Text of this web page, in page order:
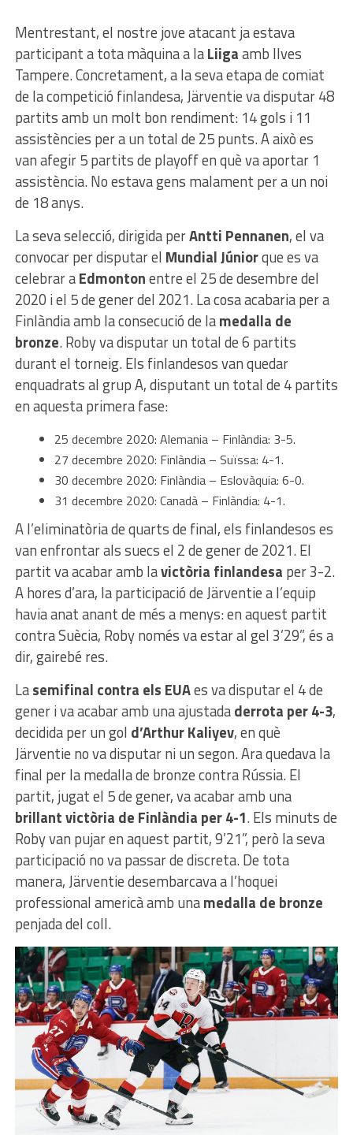
Mentrestant, el nostre jove atacant ja estava
participant a tota màquina a laLiigaamb Ilves
Tampere. Concretament, a la seva etapa de comiat
de la competició finlandesa, Järventie va disputar 48
partits amb un molt bon rendiment: 14 gols i 11
assistències per a un total de 25 punts. A això es
van afegir 5 partits de playoff en què va aportar 1
assistència. No estava gens malament per a un noi
de 18 anys.
La seva selecció, dirigida perAntti Pennanen, el va
convocar per disputar el Mundial Júniorque es va
celebrar aEdmontonentre el 25 de desembre del
2020 i el 5 de gener del 2021. La cosa acabaria per a
Finlàndia amb la consecució de lamedalla de
bronze. Roby va disputar un total de 6 partits
durant el torneig. Els finlandesos van quedar
enquadrats al grup A, disputant un total de 4 partits
en aquesta primera fase:
25 decembre 2020: Alemania – Finlàndia: 3-5.
27 decembre 2020: Finlàndia – Suïssa: 4-1.
30 decembre 2020: Finlàndia – Eslovàquia: 6-0.
31 decembre 2020: Canadà – Finlàndia: 4-1.
A l’eliminatòria de quarts de final, els finlandesos es
van enfrontar als suecs el 2 de gener de 2021. El
partit va acabar amb lavictòria finlandesa per 3-2.
A hores d’ara, la participació de Järventie a l’equip
havia anat anant de més a menys: en aquest partit
contra Suècia, Roby només va estar al gel 3’29”, és a
dir, gairebé res.
Lasemifinal contra els EUAes va disputar el 4 de
gener i va acabar amb una ajustadaderrota per 4-3,
decidida per un gol d’Arthur Kaliyev, en què
Järventie no va disputar ni un segon. Ara quedava la
final per la medalla de bronze contra Rússia. El
partit, jugat el 5 de gener, va acabar amb una
brillant victòria de Finlàndia per 4-1. Els minuts de
Roby van pujar en aquest partit, 9’21”, però la seva
participació no va passar de discreta. De tota
manera, Järventie desembarcava a l’hoquei
professional americà amb unamedalla de bronze
penjada del coll.